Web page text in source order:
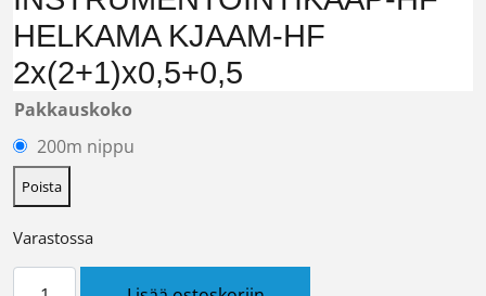
HELKAMA KJAAM-HF
2x(2+1)x0,5+0,5
Pakkauskoko
200m nippu
Poista
Varastossa